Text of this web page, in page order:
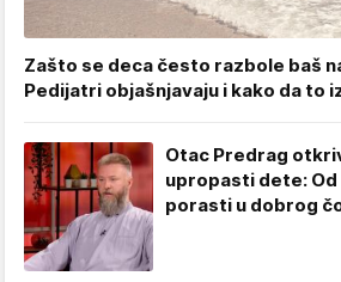
Zašto se deca često razbole baš
Pedijatri objašnjavaju i kako da to
Otac Predrag
upropasti dete: Od
porasti u dobrog